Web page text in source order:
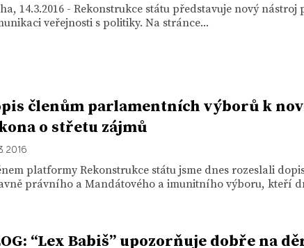
14.3.2016 - Rekonstrukce státu představuje nový nástroj
veřejnosti s politiky. Na stránce...
členům parlamentních výborů k
o střetu zájmů
2016
platformy Rekonstrukce státu jsme dnes rozeslali
právního a Mandátového a imunitního výboru, kteří
“Lex Babiš” upozorňuje dobře na